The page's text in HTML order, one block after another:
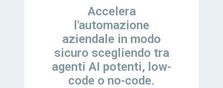
Accelera
l'automazione
aziendale in modo
sicuro scegliendo tra
agenti AI potenti, low-
code o no-code.